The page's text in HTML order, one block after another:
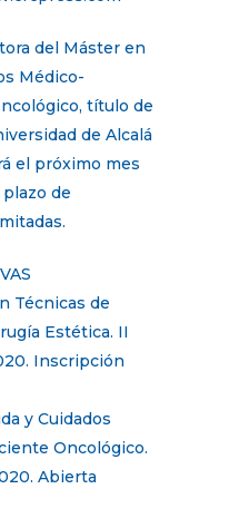
del Máster en
Médico-
título de
de Alcalá
el próximo mes
de
Técnicas de
Estética. II
Inscripción
y Cuidados
Oncológico.
Abierta